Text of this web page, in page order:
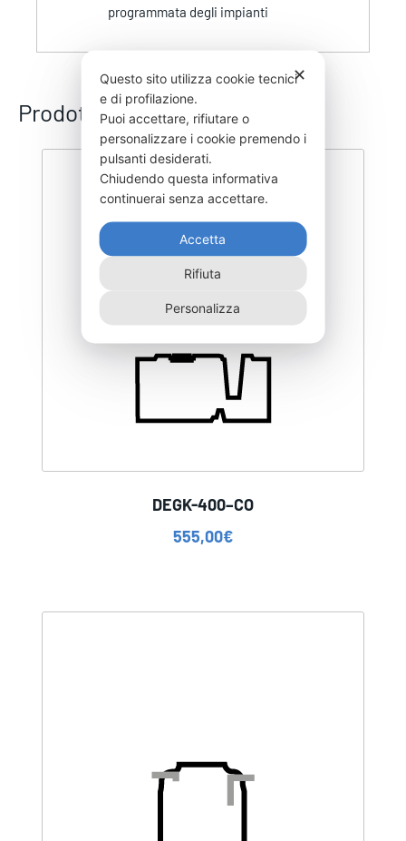
programmata degli impianti
Prodotti correlati
DEGK-400–CO
555,00€
✕
Questo sito utilizza cookie tecnici
e di profilazione.
Puoi accettare, rifiutare o
personalizzare i cookie premendo i
pulsanti desiderati.
Chiudendo questa informativa
continuerai senza accettare.
Accetta
Rifiuta
Personalizza